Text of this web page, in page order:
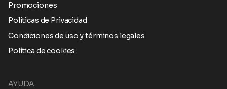
Promociones
Políticas de Privacidad
Condiciones de uso y términos legales
Política de cookies
AYUDA